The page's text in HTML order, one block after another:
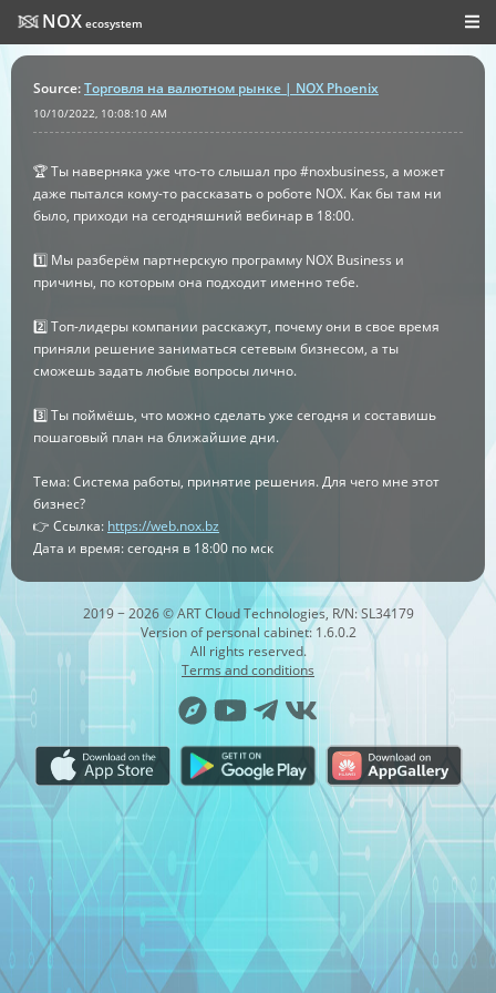
NOX ecosystem
Source:Торговля на валютном рынке | NOX Phoenix
10/10/2022, 10:08:10 AM
🏆 Ты наверняка уже что-то слышал про #noxbusiness, а может
даже пытался кому-то рассказать о роботе NOX. Как бы там ни
было, приходи на сегодняшний вебинар в 18:00.
1️⃣ Мы разберём партнерскую программу NOX Business и
причины, по которым она подходит именно тебе.
2️⃣ Топ-лидеры компании расскажут, почему они в свое время
приняли решение заниматься сетевым бизнесом, а ты
сможешь задать любые вопросы лично.
3️⃣ Ты поймёшь, что можно сделать уже сегодня и составишь
пошаговый план на ближайшие дни.
Тема: Система работы, принятие решения. Для чего мне этот
бизнес?
👉 Ссылка: https://web.nox.bz
Дата и время: сегодня в 18:00 по мск
2019 − 2026 © ART Cloud Technologies, R/N: SL34179
Version of personal cabinet: 1.6.0.2
All rights reserved.
Terms and conditions